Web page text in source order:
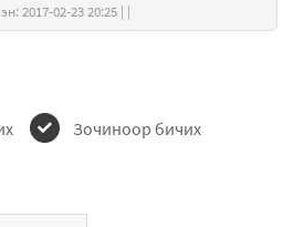
хэзээ бичсэн: 2017-02-23 20:25 | |
Зочиноор бичих